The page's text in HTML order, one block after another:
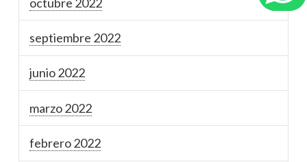
septiembre 2022
junio 2022
marzo 2022
febrero 2022